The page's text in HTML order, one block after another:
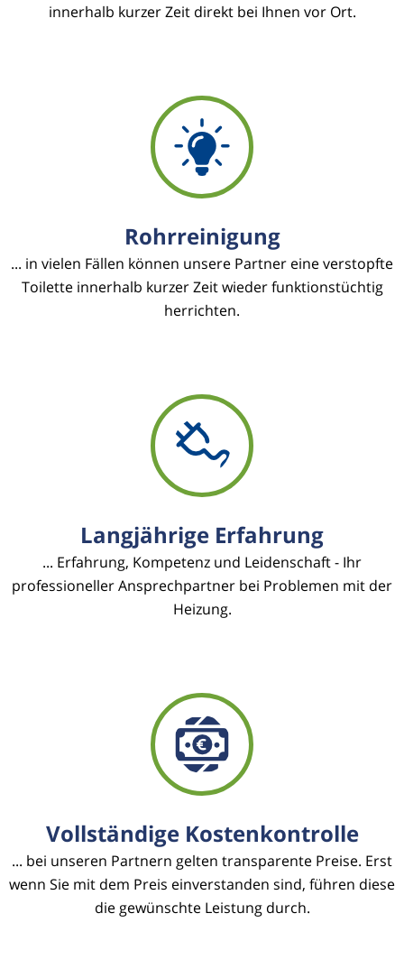
innerhalb kurzer Zeit direkt bei Ihnen vor Ort.
Rohrreinigung
... in vielen Fällen können unsere Partner eine verstopfte
Toilette innerhalb kurzer Zeit wieder funktionstüchtig
herrichten.
Langjährige Erfahrung
... Erfahrung, Kompetenz und Leidenschaft - Ihr
professioneller Ansprechpartner bei Problemen mit der
Heizung.
Vollständige Kostenkontrolle
... bei unseren Partnern gelten transparente Preise. Erst
wenn Sie mit dem Preis einverstanden sind, führen diese
die gewünschte Leistung durch.